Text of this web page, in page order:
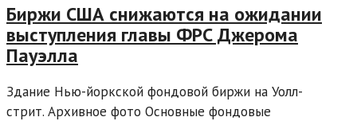
Биржи США снижаются на ожидании
выступления главы ФРС Джерома
Пауэлла
Здание Нью-йоркской фондовой биржи на Уолл-
стрит. Архивное фото Основные фондовые